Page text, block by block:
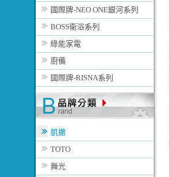
國際牌-NEO ONE銀河系列
BOSS衛浴系列
綠能家電
廚備
國際牌-RISNA系列
凱撒
TOTO
舞光